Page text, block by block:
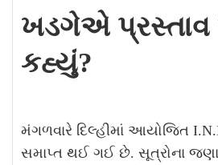
ખડગેએ પ્રસ્તાવ
કહ્યું?
મંગળવારે દિલ્હીમાં આયોજિત
સમાપ્ત થઈ ગઈ છે. સૂત્રોના